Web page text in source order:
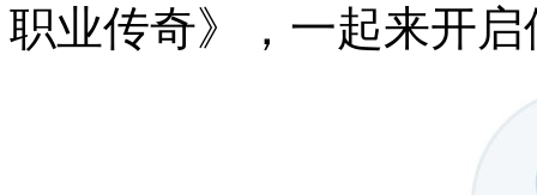
职业传奇》，一起来开